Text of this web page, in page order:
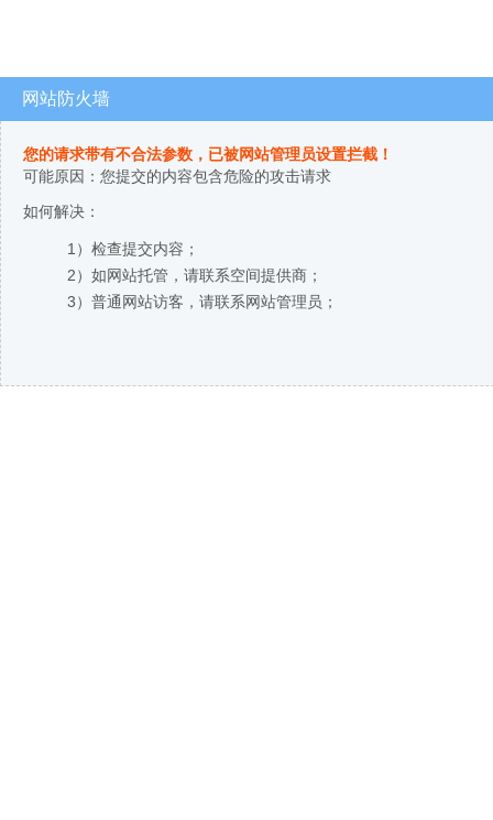
网站防火墙
您的请求带有不合法参数，已被网站管理员设置拦截！
可能原因：您提交的内容包含危险的攻击请求
如何解决：
1）检查提交内容；
2）如网站托管，请联系空间提供商；
3）普通网站访客，请联系网站管理员；